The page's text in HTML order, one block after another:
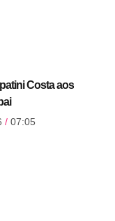
Costa aos
07:05